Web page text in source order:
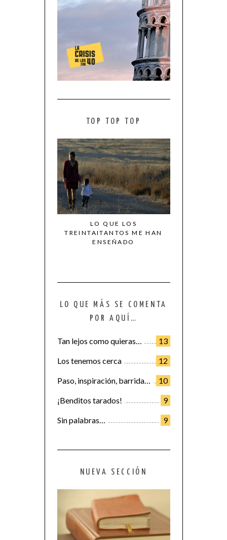
TOP TOP TOP
LO QUE LOS
TREINTAITANTOS ME HAN
ENSEÑADO
LO QUE MÁS SE COMENTA
POR AQUÍ…
13
Tan lejos como quieras…
12
Los tenemos cerca
10
Paso, inspiración, barrida…
9
¡Benditos tarados!
9
Sin palabras…
NUEVA SECCIÓN